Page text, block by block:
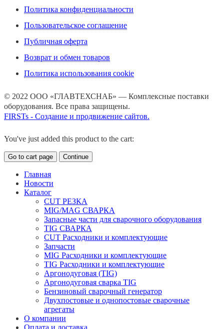
Политика конфиденциальности
Пользовательское соглашение
Публичная оферта
Возврат и обмен товаров
Политика использования cookie
© 2022 ООО «ГЛАВТЕХСНАБ» — Комплексные поставки
оборудования. Все права защищены.
FIRSTs - Создание и продвижение сайтов.
You've just added this product to the cart:
Go to cart page Continue
Главная
Новости
Каталог
CUT РЕЗКА
MIG/MAG СВАРКА
Запасные части для сварочного оборудования
TIG СВАРКА
CUT Расходники и комплектующие
Запчасти
MIG Расходники и комплектующие
TIG Расходники и комплектующие
Аргонодуговая (TIG)
Аргонодуговая сварка TIG
Бензиновый сварочный генератор
Двухпостовые и однопостовые сварочные
агрегаты
О компании